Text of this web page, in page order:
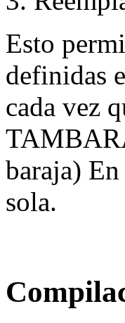
Esto
definidas
cada vez
baraja)
sola.